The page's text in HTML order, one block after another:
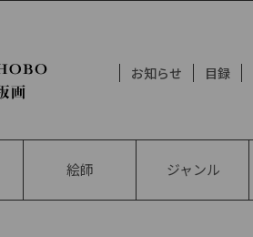
お知らせ 目録
絵師 ジャンル